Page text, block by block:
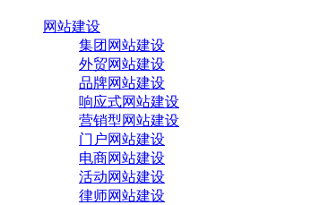
网站建设
集团网站建设
外贸网站建设
品牌网站建设
响应式网站建设
营销型网站建设
门户网站建设
电商网站建设
活动网站建设
律师网站建设